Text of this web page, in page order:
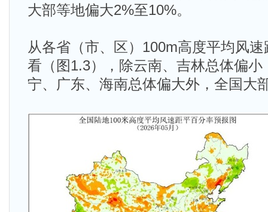
大部等地偏大2%至10%。
从各省（市、区）100m高度平均风
看（图1.3），除云南、吉林总体偏
宁、广东、海南总体偏大外，全国大